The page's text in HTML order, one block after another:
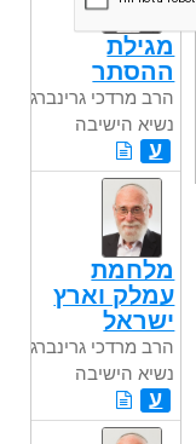
מגילת
ההסתר
הרב מרדכי גרינברג
נשיא הישיבה
ע
מלחמת
עמלק וארץ
ישראל
הרב מרדכי גרינברג
נשיא הישיבה
ע